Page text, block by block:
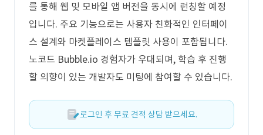
를 통해 웹 및 모바일 앱 버전을 동시에 런칭할 예정
입니다. 주요 기능으로는 사용자 친화적인 인터페이
스 설계와 마켓플레이스 템플릿 사용이 포함됩니다.
노코드 Bubble.io 경험자가 우대되며, 학습 후 진행
할 의향이 있는 개발자도 미팅에 참여할 수 있습니다.
로그인 후 무료 견적 상담 받으세요.